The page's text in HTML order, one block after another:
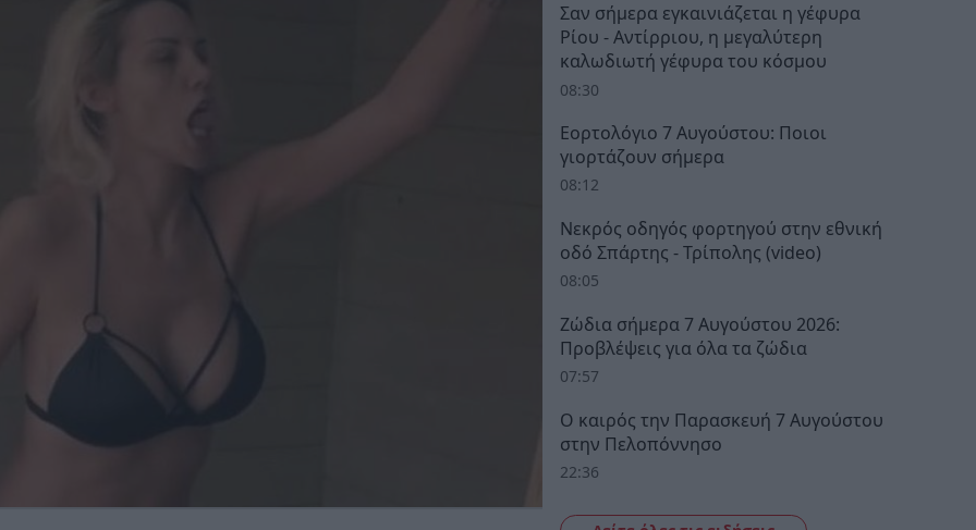
Σαν σήμερα εγκαινιάζεται η γέφυρα
Ρίου - Αντίρριου, η μεγαλύτερη
καλωδιωτή γέφυρα του κόσμου
08:30
Εορτολόγιο 7 Αυγούστου: Ποιοι
γιορτάζουν σήμερα
08:12
Νεκρός οδηγός φορτηγού στην εθνική
οδό Σπάρτης - Τρίπολης (video)
08:05
Ζώδια σήμερα 7 Αυγούστου 2026:
Προβλέψεις για όλα τα ζώδια
07:57
Ο καιρός την Παρασκευή 7 Αυγούστου
στην Πελοπόννησο
22:36